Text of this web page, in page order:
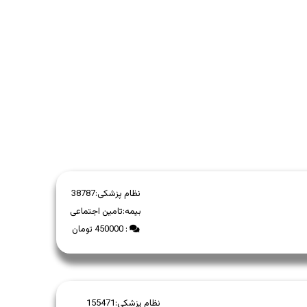
نظام پزشکی:38787
بیمه:تامین اجتماعی
: 450000 تومان
نظام پزشکی:155471